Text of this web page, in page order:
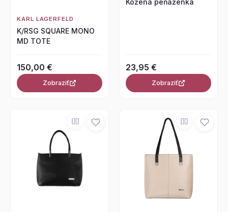
KARL LAGERFELD
K/RSG SQUARE MONO
MD TOTE
150,00 €
Zobraziť
Kožená peňaženka
23,95 €
Zobraziť